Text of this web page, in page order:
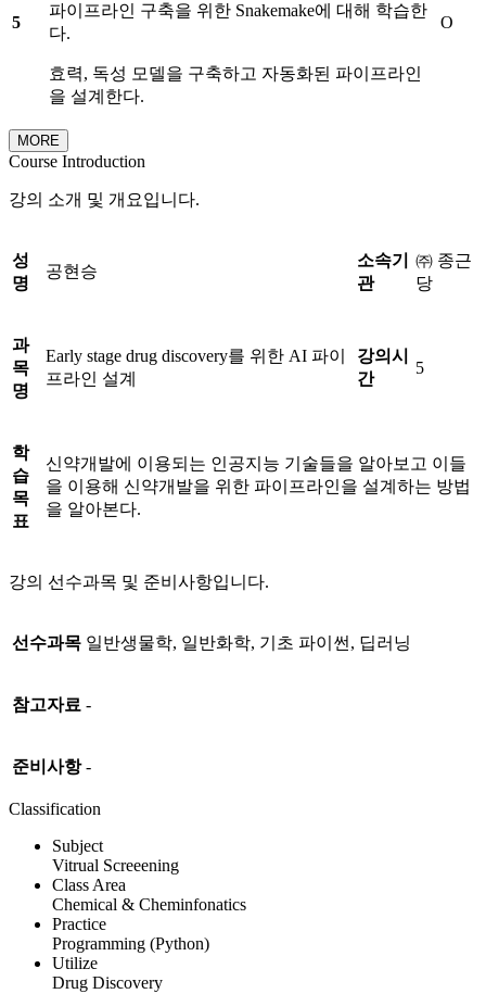
5
파이프라인 구축을 위한 Snakemake에 대해 학습한
다.
효력, 독성 모델을 구축하고 자동화된 파이프라인
을 설계한다.
O
MORE
Course Introduction
강의 소개 및 개요입니다.
성
명
공현승
소속기
관
㈜ 종근
당
과
목
명
Early stage drug discovery를 위한 AI 파이
프라인 설계
강의시
간
5
학
습
목
표
신약개발에 이용되는 인공지능 기술들을 알아보고 이들
을 이용해 신약개발을 위한 파이프라인을 설계하는 방법
을 알아본다.
강의 선수과목 및 준비사항입니다.
선수과목 일반생물학, 일반화학, 기초 파이썬, 딥러닝
참고자료 -
준비사항 -
Classification
Subject
Vitrual Screeening
Class Area
Chemical & Cheminfonatics
Practice
Programming (Python)
Utilize
Drug Discovery